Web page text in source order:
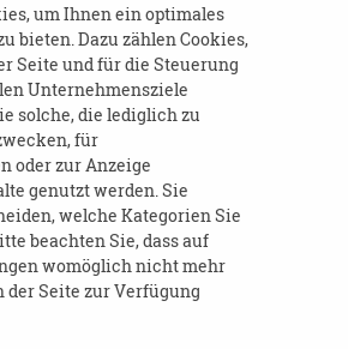
wichtige Adressen und
in Dresden.
ist für Dresdner Bürger
Anmeldung unter
per Mail an:
um Ihnen ein optimales
bieten. Dazu zählen Cookies,
Seite und für die Steuerung
Unternehmensziele
solche, die lediglich zu
für
oder zur Anzeige
genutzt werden. Sie
welche Kategorien Sie
beachten Sie, dass auf
womöglich nicht mehr
Seite zur Verfügung